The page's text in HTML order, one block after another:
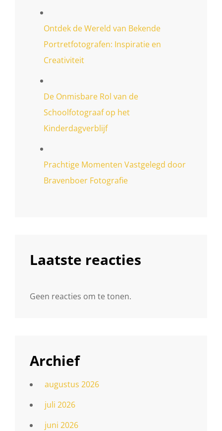
Ontdek de Wereld van Bekende
Portretfotografen: Inspiratie en
Creativiteit
De Onmisbare Rol van de
Schoolfotograaf op het
Kinderdagverblijf
Prachtige Momenten Vastgelegd door
Bravenboer Fotografie
Laatste reacties
Geen reacties om te tonen.
Archief
augustus 2026
juli 2026
juni 2026